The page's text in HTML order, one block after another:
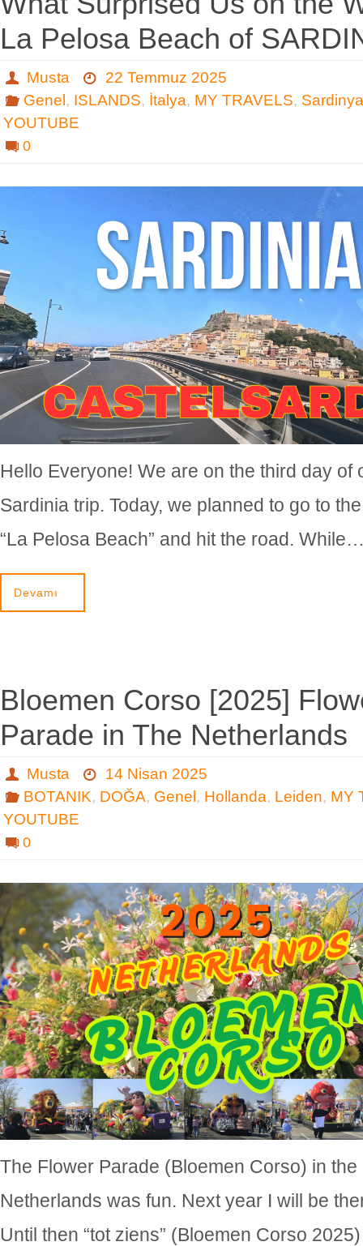
La Pelosa Beach of
Musta
22 Temmuz 2025
Genel , ISLANDS, İtalya, MY TRAVELS, Sardinya
YOUTUBE
0
Hello Everyone! We are on the third day of
Sardinia trip. Today, we planned to go to
“La Pelosa Beach” and hit the road.
Devamı
Bloemen Corso [2025]
Parade in The Netherlands
Musta
14 Nisan 2025
BOTANIK, DOĞA, Genel, Hollanda, Leiden, MY
YOUTUBE
0
The Flower Parade (Bloemen Corso) in the
Netherlands was fun. Next year I will be
Until then “tot ziens” (Bloemen Corso 2025)